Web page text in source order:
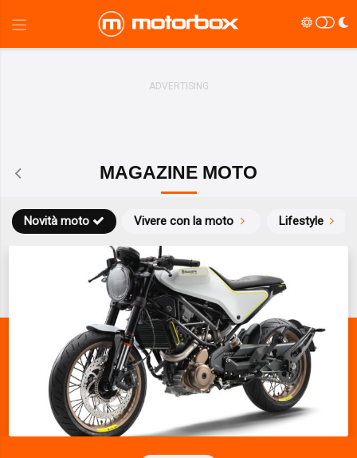
MAGAZINE MOTO
Novità moto Vivere con la moto Lifestyle